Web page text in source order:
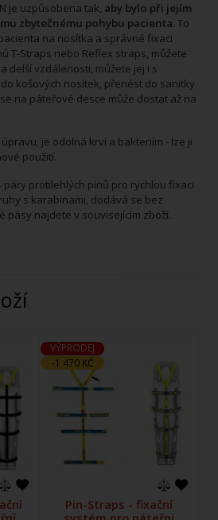
je uzpůsobena tak, aby bylo při jejím
zbytečnému pohybu pacienta. To
na nosítka a správné fixaci
T-Straps nebo Reflex straps, můžete
delší vzdálenosti, můžete jej i s
košových nosítek, přenést do sanitky
na páteřové desce může dostat až na
je odolná krvi a bakteriím - lze ji
použití.
páry protilehlých pinů pro rychlou fixaci
s karabinami, dodává se bez
pásy najdete v souvisejícím zboží.
VÝPRODEJ
-1 470 KČ
Pin-Straps - fixační